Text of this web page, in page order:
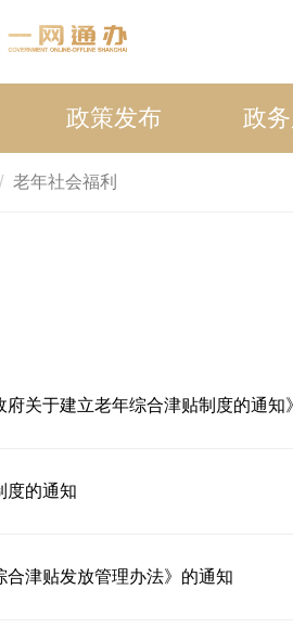
政策发布 政
老年社会福利
府关于建立老年综合津贴制度的通知
度的通知
合津贴发放管理办法》的通知